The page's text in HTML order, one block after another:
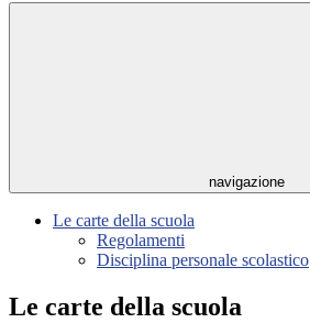
navigazione
Le carte della scuola
Regolamenti
Disciplina personale scolastico
Le carte della scuola